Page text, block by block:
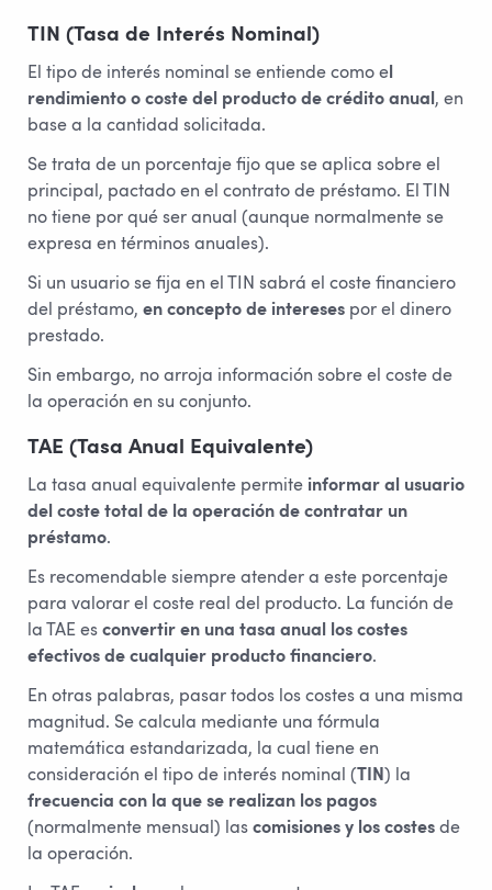
TIN (Tasa de Interés Nominal)
El tipo de interés nominal se entiende como e
rendimiento o coste del producto de crédito anual , en
base a la cantidad solicitada.
Se trata de un porcentaje fijo que se aplica sobre el
principal, pactado en el contrato de préstamo. El TIN
no tiene por qué ser anual (aunque normalmente se
expresa en términos anuales).
Si un usuario se fija en el TIN sabrá el coste financiero
del préstamo, en concepto de intereses por el dinero
prestado.
Sin embargo, no arroja información sobre el coste de
la operación en su conjunto.
TAE (Tasa Anual Equivalente)
La tasa anual equivalente permite informar al usuario
del coste total de la operación de contratar un
préstamo.
Es recomendable siempre atender a este porcentaje
para valorar el coste real del producto. La función de
la TAE es convertir en una tasa anual los costes
efectivos de cualquier producto financiero.
En otras palabras, pasar todos los costes a una misma
magnitud. Se calcula mediante una fórmula
matemática estandarizada, la cual tiene en
consideración el tipo de interés nominal (
TIN ) la
frecuencia con la que se realizan los pagos
(normalmente mensual) las comisiones y los costes de
la operación.